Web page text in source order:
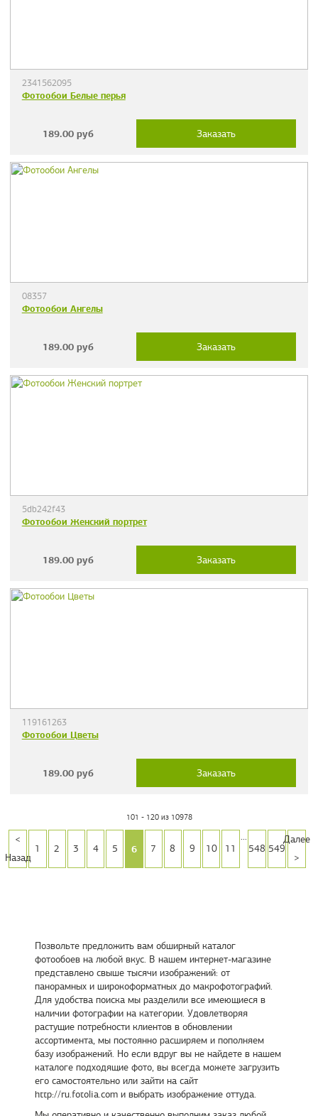
2341562095
Фотообои Белые перья
189.00 руб Заказать
08357
Фотообои Ангелы
189.00 руб Заказать
5db242f43
Фотообои Женский портрет
189.00 руб Заказать
119161263
Фотообои Цветы
189.00 руб Заказать
101 - 120 из 10978
<
Назад
1 2 3 4 5 6 7 8 9 10 11
...
548 549
Далее
>
Позвольте предложить вам обширный каталог
фотообоев на любой вкус. В нашем интернет-магазине
представлено свыше тысячи изображений: от
панорамных и широкоформатных до макрофотографий.
Для удобства поиска мы разделили все имеющиеся в
наличии фотографии на категории. Удовлетворяя
растущие потребности клиентов в обновлении
ассортимента, мы постоянно расширяем и пополняем
базу изображений. Но если вдруг вы не найдете в нашем
каталоге подходящие фото, вы всегда можете загрузить
его самостоятельно или зайти на сайт
http://ru.fotolia.com и выбрать изображение оттуда.